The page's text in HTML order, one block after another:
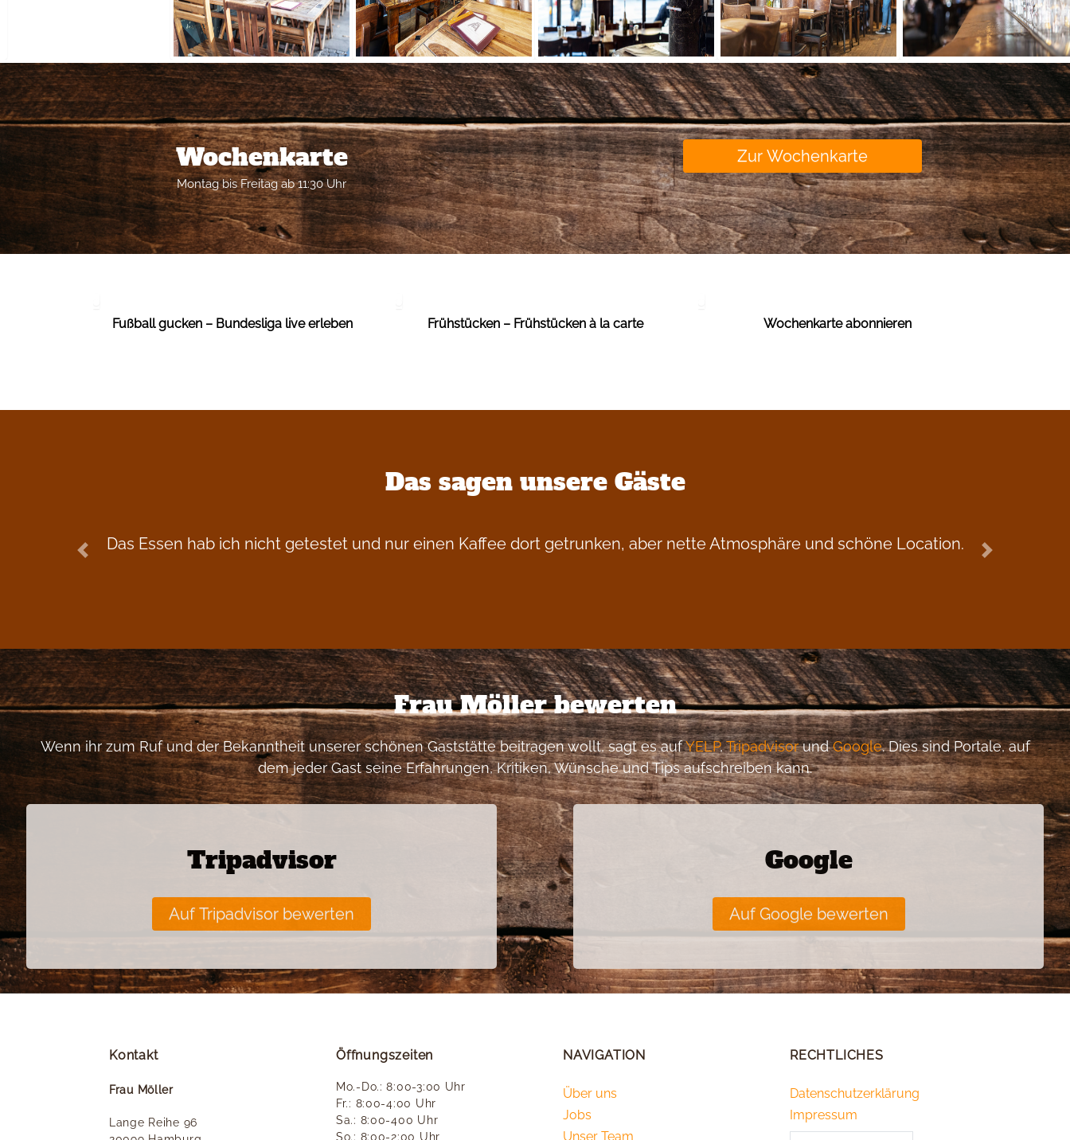
Wochenkarte
Montag bis Freitag ab 11:30 Uhr
Zur Wochenkarte
Fußball gucken – Bundesliga live erleben Frühstücken – Frühstücken à la carte Wochenkarte abonnieren
Das sagen unsere Gäste
Das Essen hab ich nicht getestet und nur einen Kaffee dort getrunken, aber nette Atmosphäre und schöne Location.
Previous Next
Frau Möller bewerten
Wenn ihr zum Ruf und der Bekanntheit unserer schönen Gaststätte beitragen wollt, sagt es aufYELP,TripadvisorundGoogle. Dies sind Portale, auf
dem jeder Gast seine Erfahrungen, Kritiken, Wünsche und Tips aufschreiben kann.
Tripadvisor
Auf Tripadvisor bewerten
Google
Auf Google bewerten
Kontakt
Frau Möller
Lange Reihe 96
Öffnungszeiten
Mo.-Do.: 8:00-3:00 Uhr
Fr.: 8:00-4:00 Uhr
Sa.: 8:00-400 Uhr
So.: 8:00-2:00 Uhr
NAVIGATION
Über uns
Jobs
Unser Team
RECHTLICHES
Datenschutzerklärung
Impressum